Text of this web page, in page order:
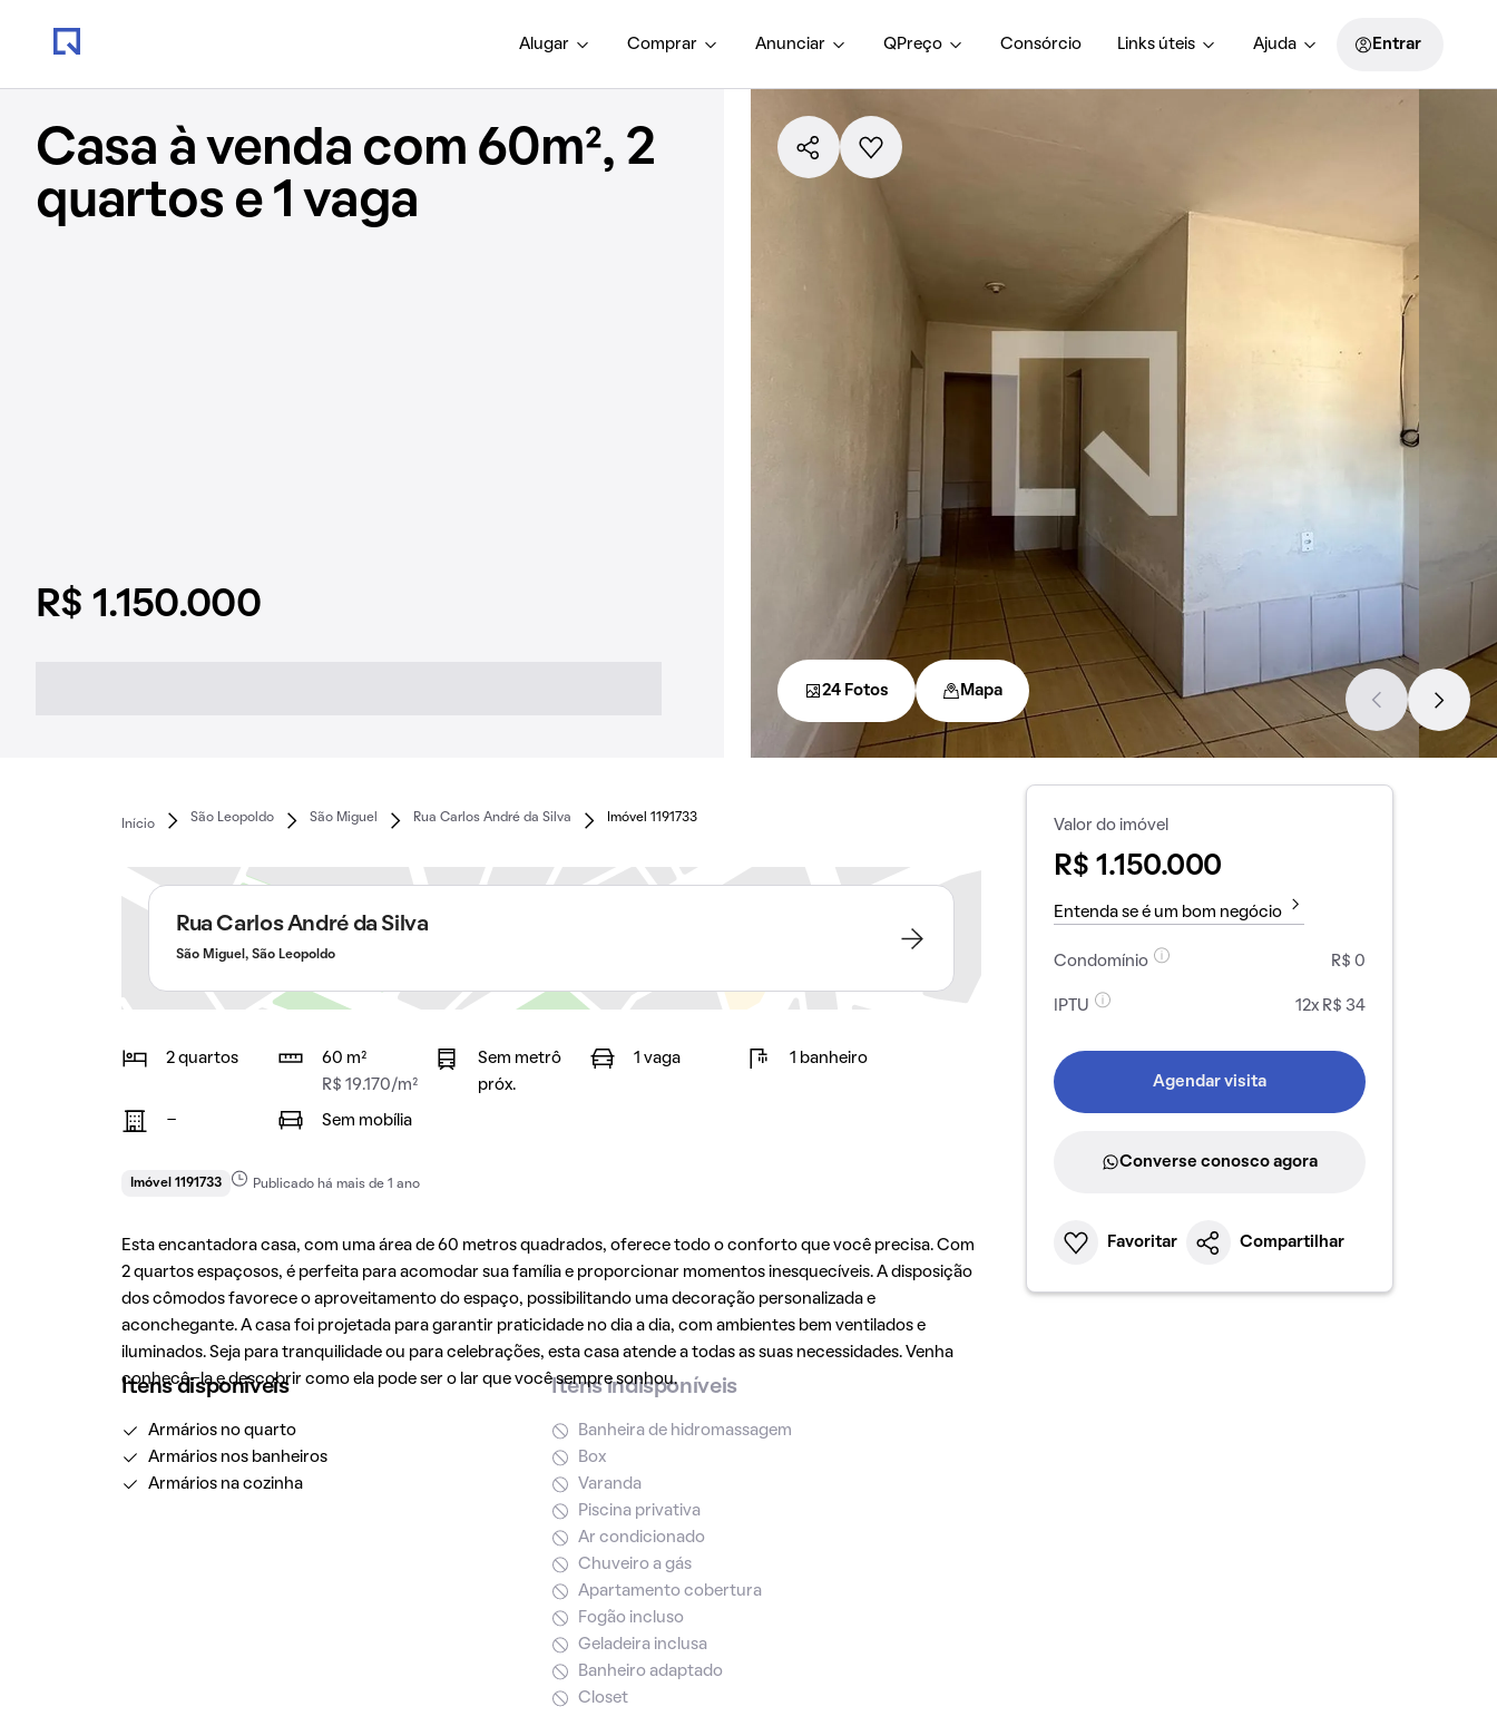
Alugar Comprar Anunciar QPreço Consórcio Links úteis Ajuda Entrar
Casa à venda com 60m², 2
quartos e 1 vaga
R$ 1.150.000
24 Fotos Mapa
Início
São Leopoldo São Miguel Rua Carlos André da Silva Imóvel 1191733
Rua Carlos André da Silva
São Miguel, São Leopoldo
2 quartos
60 m²
R$ 19.170/m²
Sem metrô
próx.
1 vaga 1 banheiro
- Sem mobília
Imóvel 1191733 Publicado há mais de 1 ano
Esta encantadora casa, com uma área de 60 metros quadrados, oferece todo o conforto que você precisa. Com
2 quartos espaçosos, é perfeita para acomodar sua família e proporcionar momentos inesquecíveis. A disposição
dos cômodos favorece o aproveitamento do espaço, possibilitando uma decoração personalizada e
aconchegante. A casa foi projetada para garantir praticidade no dia a dia, com ambientes bem ventilados e
iluminados. Seja para tranquilidade ou para celebrações, esta casa atende a todas as suas necessidades. Venha
conhecê-la e descobrir como ela pode ser o lar que você sempre sonhou.
Itens disponíveis
Armários no quarto
Armários nos banheiros
Armários na cozinha
Itens indisponíveis
Banheira de hidromassagem
Box
Varanda
Piscina privativa
Ar condicionado
Chuveiro a gás
Apartamento cobertura
Fogão incluso
Geladeira inclusa
Banheiro adaptado
Closet
Valor do imóvel
R$ 1.150.000
Entenda se é um bom negócio
Condomínio R$ 0
IPTU 12x R$ 34
Agendar visita
Converse conosco agora
Favoritar Compartilhar